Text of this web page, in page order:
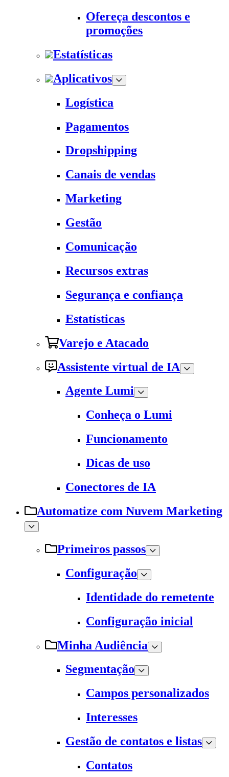
Ofereça descontos e
promoções
Estatísticas
Aplicativos
Logística
Pagamentos
Dropshipping
Canais de vendas
Marketing
Gestão
Comunicação
Recursos extras
Segurança e confiança
Estatísticas
Varejo e Atacado
Assistente virtual de IA
Agente Lumi
Conheça o Lumi
Funcionamento
Dicas de uso
Conectores de IA
Automatize com Nuvem Marketing
Primeiros passos
Configuração
Identidade do remetente
Configuração inicial
Minha Audiência
Segmentação
Campos personalizados
Interesses
Gestão de contatos e listas
Contatos